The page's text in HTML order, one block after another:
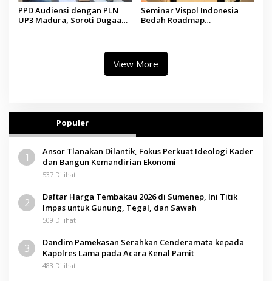
PPD Audiensi dengan PLN
UP3 Madura, Soroti Dugaan
Seminar Vispol Indonesia
Bedah Roadmap
Jadi Kunci
View More
Populer
1
Ansor Tlanakan Dilantik, Fokus Perkuat Ideologi Kader
dan Bangun Kemandirian Ekonomi
537 Dilihat
2
Daftar Harga Tembakau 2026 di Sumenep, Ini Titik
Impas untuk Gunung, Tegal, dan Sawah
509 Dilihat
3
Dandim Pamekasan Serahkan Cenderamata kepada
Kapolres Lama pada Acara Kenal Pamit
483 Dilihat